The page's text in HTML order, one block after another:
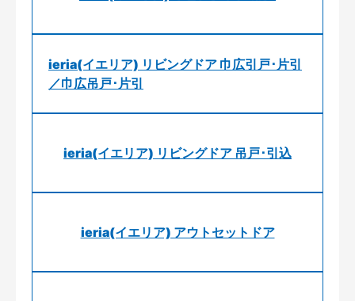
ieria(イエリア) リビングドア 巾広引戸･片引
／巾広吊戸･片引
ieria(イエリア) リビングドア 吊戸･引込
ieria(イエリア) アウトセットドア